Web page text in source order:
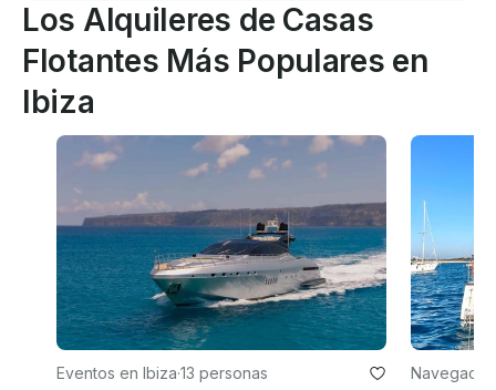
Los Alquileres de Casas
Flotantes Más Populares en
Ibiza
Eventos en Ibiza·13 personas